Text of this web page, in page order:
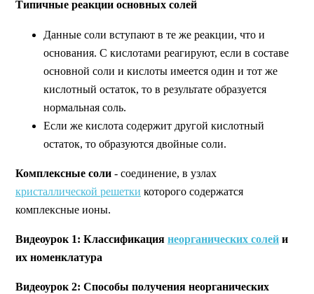
Типичные реакции основных солей
Данные соли вступают в те же реакции, что и
основания. С кислотами реагируют, если в составе
основной соли и кислоты имеется один и тот же
кислотный остаток, то в результате образуется
нормальная соль.
Если же кислота содержит другой кислотный
остаток, то образуются двойные соли.
Комплексные соли - соединение, в узлах
кристаллической решетки которого содержатся
комплексные ионы.
Видеоурок 1: Классификация неорганических солей и
их номенклатура
Видеоурок 2: Способы получения неорганических